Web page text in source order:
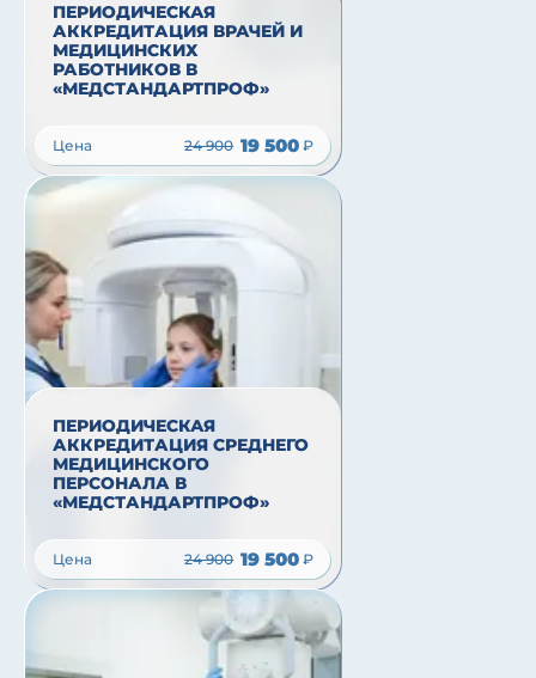
ПЕРИОДИЧЕСКАЯ
АККРЕДИТАЦИЯ ВРАЧЕЙ И
МЕДИЦИНСКИХ
РАБОТНИКОВ В
«МЕДСТАНДАРТПРОФ»
Цена 24 900 19 500 ₽
ПЕРИОДИЧЕСКАЯ
АККРЕДИТАЦИЯ СРЕДНЕГО
МЕДИЦИНСКОГО
ПЕРСОНАЛА В
«МЕДСТАНДАРТПРОФ»
Цена 24 900 19 500 ₽